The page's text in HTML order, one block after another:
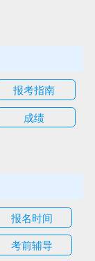
报考指南
成绩
报名时间
考前辅导